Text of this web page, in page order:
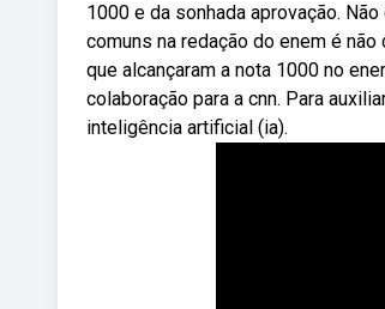
1000 e da sonhada aprovação.
comuns na redação do enem é
que alcançaram a nota 1000 no
colaboração para a cnn. Para
inteligência artificial (ia).